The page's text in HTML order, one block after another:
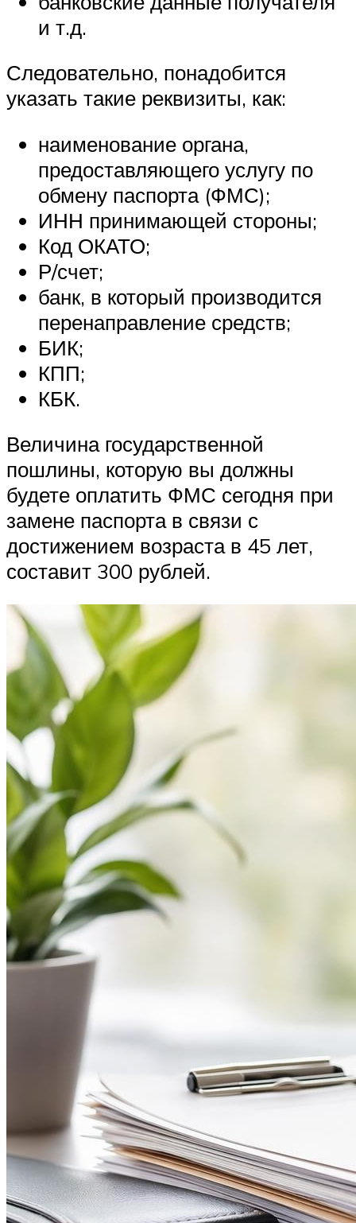
и т.д.
Следовательно, понадобится
указать такие реквизиты, как:
наименование органа,
предоставляющего услугу по
обмену паспорта (ФМС);
ИНН принимающей стороны;
Код ОКАТО;
Р/счет;
банк, в который производится
перенаправление средств;
БИК;
КПП;
КБК.
Величина государственной
пошлины, которую вы должны
будете оплатить ФМС сегодня при
замене паспорта в связи с
достижением возраста в 45 лет,
составит 300 рублей.